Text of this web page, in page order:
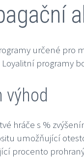
určené pro
programy
výhod
hráče s %
umožňující
procento